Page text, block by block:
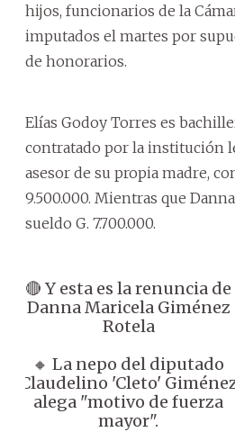
hijos, funcionarios de la
imputados el martes por
de honorarios.
Elías Godoy Torres es
contratado por la institución
asesor de su propia madre,
9.500.000. Mientras que
sueldo G. 7.700.000.
🔴 Y esta es la renuncia de
Danna Maricela Giménez
Rotela
🔸 La nepo del diputado
Claudelino 'Cleto'
alega "motivo de fuerza
mayor".